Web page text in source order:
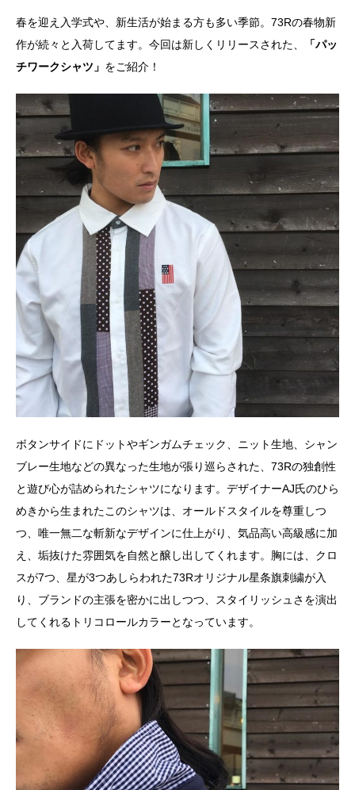
春を迎え入学式や、新生活が始まる方も多い季節。73Rの春物新
作が続々と入荷してます。今回は新しくリリースされた、
「パッ
チワークシャツ」 をご紹介！
ボタンサイドにドットやギンガムチェック、ニット生地、シャン
ブレー生地などの異なった生地が張り巡らされた、73Rの独創性
と遊び心が詰められたシャツになります。デザイナーAJ氏のひら
めきから生まれたこのシャツは、オールドスタイルを尊重しつ
つ、唯一無二な斬新なデザインに仕上がり、気品高い高級感に加
え、垢抜けた雰囲気を自然と醸し出してくれます。胸には、クロ
スが7つ、星が3つあしらわれた73Rオリジナル星条旗刺繍が入
り、ブランドの主張を密かに出しつつ、スタイリッシュさを演出
してくれるトリコロールカラーとなっています。